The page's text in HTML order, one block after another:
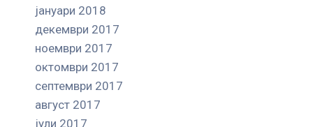
јануари 2018
декември 2017
ноември 2017
октомври 2017
септември 2017
август 2017
јули 2017